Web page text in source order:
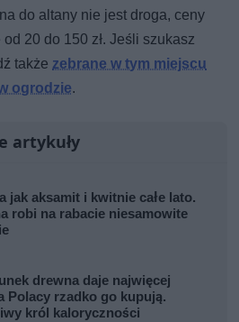
do altany nie jest droga, ceny
20 do 150 zł. Jeśli szukasz
także zebrane w tym miejscu
ogrodzie.
artykuły
jak aksamit i kwitnie całe lato.
robi na rabacie niesamowite
drewna daje najwięcej
Polacy rzadko go kupują.
król kaloryczności